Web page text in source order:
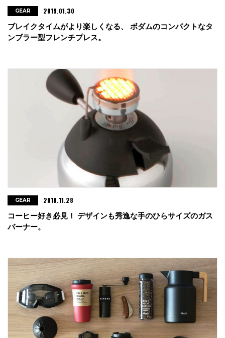
ブレイクタイムがより楽しくなる、 ボダムのコンパクトなタ
ンブラー型フレンチプレス。
GEAR 2019.01.30
コーヒー好き必見！ デザインも秀逸な手のひらサイズのガス
バーナー。
GEAR 2018.11.28